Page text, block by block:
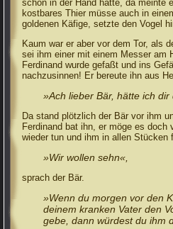
schon in der Hand hatte, da meinte
kostbares Thier müsse auch in
goldenen Käfige, setzte den Vogel
Kaum war er aber vor dem Tor, als
sei ihm einer mit einem Messer am
Ferdinand wurde gefaßt und ins
nachzusinnen! Er bereute ihn aus
»Ach lieber Bär, hätte ich
Da stand plötzlich der Bär vor ihm
Ferdinand bat ihn, er möge es
wieder tun und ihm in allen Stücken
»Wir wollen sehn«,
sprach der Bär.
»Wenn du morgen vor den
deinem kranken Vater den
gebe, dann würdest du ihm